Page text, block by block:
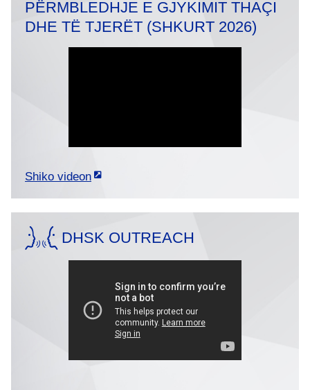
PËRMBLEDHJE E GJYKIMIT THAÇI
DHE TË TJERËT (SHKURT 2026)
Shiko videon
DHSK OUTREACH